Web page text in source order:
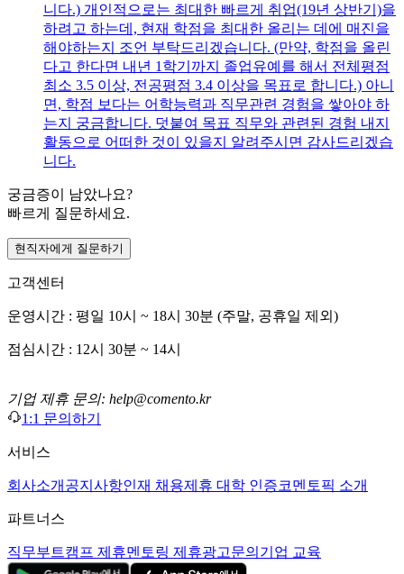
니다.) 개인적으로는 최대한 빠르게 취업(19년 상반기)을
하려고 하는데, 현재 학점을 최대한 올리는 데에 매진을
해야하는지 조언 부탁드리겠습니다. (만약, 학점을 올린
다고 한다면 내년 1학기까지 졸업유예를 해서 전체평점
최소 3.5 이상, 전공평점 3.4 이상을 목표로 합니다.) 아니
면, 학점 보다는 어학능력과 직무관련 경험을 쌓아야 하
는지 궁금합니다. 덧붙여 목표 직무와 관련된 경험 내지
활동으로 어떠한 것이 있을지 알려주시면 감사드리겠습
니다.
궁금증이 남았나요?
빠르게 질문하세요.
현직자에게 질문하기
고객센터
운영시간 : 평일 10시 ~ 18시 30분 (주말, 공휴일 제외)
점심시간 : 12시 30분 ~ 14시
기업 제휴 문의: help@comento.kr
1:1 문의하기
서비스
회사소개 공지사항인재 채용제휴 대학 인증코멘토픽 소개
파트너스
직무부트캠프 제휴멘토링 제휴광고문의 기업 교육